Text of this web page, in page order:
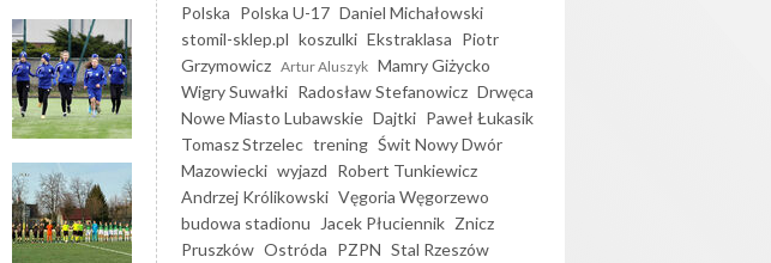
Polska Polska U-17 Daniel Michałowski
stomil-sklep.pl koszulki Ekstraklasa Piotr
Grzymowicz Artur Aluszyk Mamry Giżycko
Wigry Suwałki Radosław Stefanowicz Drwęca
Nowe Miasto Lubawskie Dajtki Paweł Łukasik
Tomasz Strzelec trening Świt Nowy Dwór
Mazowiecki wyjazd Robert Tunkiewicz
Andrzej Królikowski Vęgoria Węgorzewo
budowa stadionu
Jacek Płuciennik Znicz
Pruszków Ostróda PZPN Stal Rzeszów